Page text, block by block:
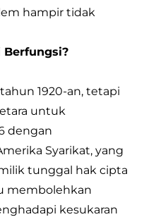
hampir tidak
Berfungsi?
1920-an, tetapi
untuk
dengan
Syarikat, yang
tunggal hak cipta
membolehkan
kesukaran